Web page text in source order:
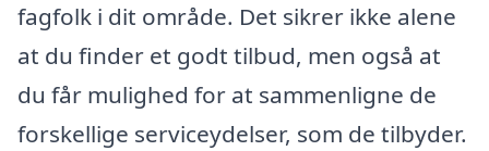
fagfolk i dit område. Det sikrer ikke alene
at du finder et godt tilbud, men også at
du får mulighed for at sammenligne de
forskellige serviceydelser, som de tilbyder.